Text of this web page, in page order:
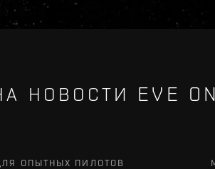
НОВОСТИ EVE
ОПЫТНЫХ ПИЛОТОВ